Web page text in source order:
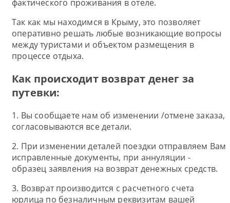
фактического проживания в отеле.
Так как мы находимся в Крыму, это позволяет
оперативно решать любые возникающие вопросы
между туристами и объектом размещения в
процессе отдыха.
Как происходит возврат денег за
путевки:
1. Вы сообщаете нам об изменении /отмене заказа,
согласовываются все детали.
2. При изменении деталей поездки отправляем Вам
исправленные документы, при аннуляции -
образец заявления на возврат денежных средств.
3. Возврат производится с расчетного счета
юрлица по безналичным реквизитам вашей